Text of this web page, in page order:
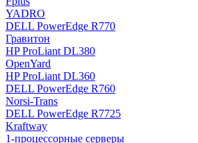
YADRO
DELL PowerEdge R770
Гравитон
HP ProLiant DL380
OpenYard
HP ProLiant DL360
DELL PowerEdge R760
Norsi-Trans
DELL PowerEdge R7725
Kraftway
1-процессорные серверы